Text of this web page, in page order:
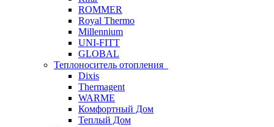
ROMMER
Royal Thermo
Millennium
UNI-FITT
GLOBAL
Теплоноситель отопления
Dixis
Thermagent
WARME
Комфортный Дом
Теплый Дом